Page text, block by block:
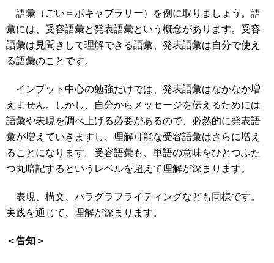
語彙（ごい＝ボキャブラリー）を例に取りましょう。語
彙には、受容語彙と発表語彙という概念があります。受容
語彙は見聞きして理解できる語彙、発表語彙は自分で使え
る語彙のことです。
インプット中心の勉強だけでは、発表語彙はなかなか増
えません。しかし、自分からメッセージを伝えるためには
語彙や表現を調べ上げる必要があるので、必然的に発表語
彙が増えていきますし、理解可能な受容語彙はさらに増え
ることになります。受容語彙も、単語の意味をひとつふた
つ丸暗記するというレベルを超えて理解が深まります。
表現、構文、パラグラフライティングなども同様です。
実践を通じて、理解が深まります。
＜告知＞